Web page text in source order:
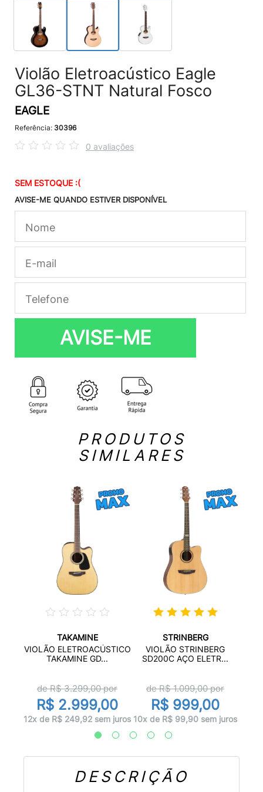
Violão Eletroacústico Eagle
GL36-STNT Natural Fosco
EAGLE
Referência: 30396
0 avaliações
SEM ESTOQUE :(
AVISE-ME QUANDO ESTIVER DISPONÍVEL
AVISE-ME
PRODUTOS
SIMILARES
TAKAMINE
VIOLÃO ELETROACÚSTICO
TAKAMINE GD...
de R$3.299,00por
R$ 2.999,00
12x de R$ 249,92 sem juros
STRINBERG
VIOLÃO STRINBERG
SD200C AÇO ELETR...
de R$1.099,00por
R$ 999,00
10x de R$ 99,90 sem juros
DESCRIÇÃO